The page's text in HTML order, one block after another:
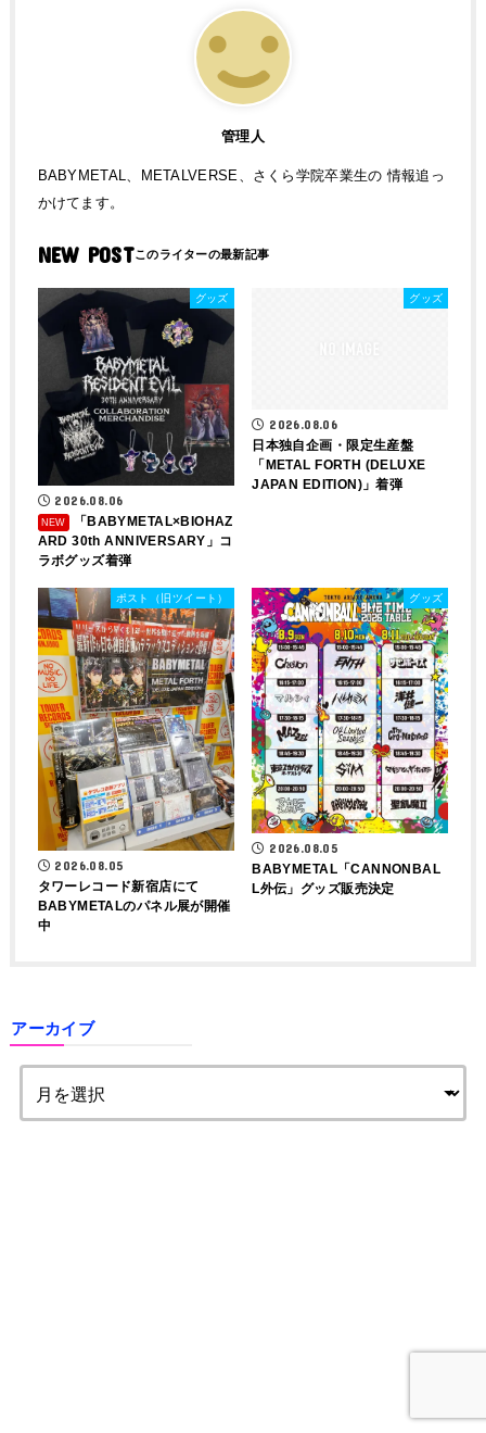
管理人
BABYMETAL、METALVERSE、さくら学院卒業生の 情報追っ
かけてます。
NEW POST
グッズ
2026.08.06
「BABYMETAL×BIOHAZ
ARD 30th ANNIVERSARY」コ
ラボグッズ着弾
グッズ
2026.08.06
日本独自企画・限定生産盤
「METAL FORTH (DELUXE
JAPAN EDITION)」着弾
ポスト（旧ツイート）
2026.08.05
タワーレコード新宿店にて
BABYMETALのパネル展が開催
中
グッズ
2026.08.05
BABYMETAL「CANNONBAL
L外伝」グッズ販売決定
アーカイブ